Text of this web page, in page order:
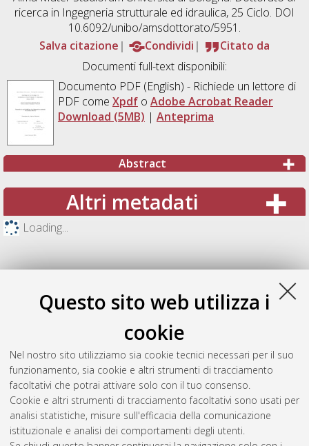
Questo sito web utilizza i
cookie
Nel nostro sito utilizziamo sia cookie tecnici necessari per il suo
funzionamento, sia cookie e altri strumenti di tracciamento
facoltativi che potrai attivare solo con il tuo consenso.
Cookie e altri strumenti di tracciamento facoltativi sono usati per
analisi statistiche, misure sull'efficacia della comunicazione
istituzionale e analisi dei comportamenti degli utenti.
ricerca in Ingegneria strutturale ed idraulica, 25 Ciclo. DOI
10.6092/unibo/amsdottorato/5951.
Salva citazione
Condividi
Citato da
Documenti full-text disponibili:
Documento PDF(English) - Richiede un lettore di
PDF come Xpdfo Adobe Acrobat Reader
Download (5MB) | Anteprima
Abstract
Altri metadati
Loading...
Gestione del documento: